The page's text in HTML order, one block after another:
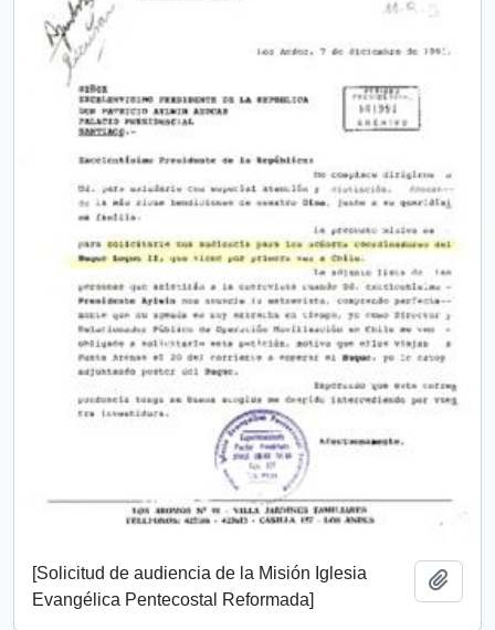
[Solicitud de audiencia de la Misión Iglesia
Evangélica Pentecostal Reformada]